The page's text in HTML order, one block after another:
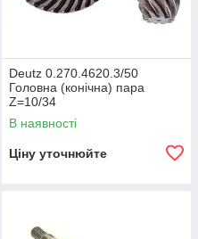
Deutz 0.270.4620.3/50
Головна (конічна) пара
Z=10/34
В наявності
Ціну уточнюйте